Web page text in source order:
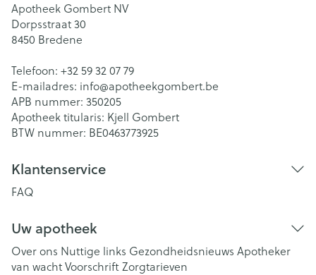
Apotheek Gombert NV
Dorpsstraat 30
8450 Bredene
Telefoon: +32 59 32 07 79
E-mailadres: info@apotheekgombert.be
APB nummer: 350205
Apotheek titularis: Kjell Gombert
BTW nummer: BE0463773925
Klantenservice
FAQ
Uw apotheek
Over ons Nuttige links Gezondheidsnieuws Apotheker
van wachtVoorschriftZorgtarieven